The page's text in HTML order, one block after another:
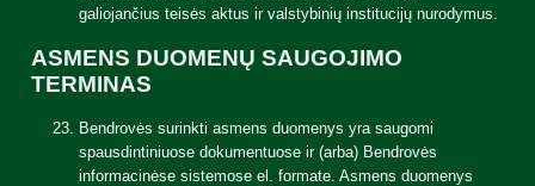
galiojančius teisės aktus ir valstybinių institucijų nurodymus.
ASMENS DUOMENŲ SAUGOJIMO
TERMINAS
Bendrovės surinkti asmens duomenys yra saugomi
spausdintiniuose dokumentuose ir (arba) Bendrovės
informacinėse sistemose el. formate. Asmens duomenys